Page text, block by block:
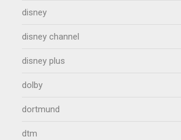
disney
disney channel
disney plus
dolby
dortmund
dtm